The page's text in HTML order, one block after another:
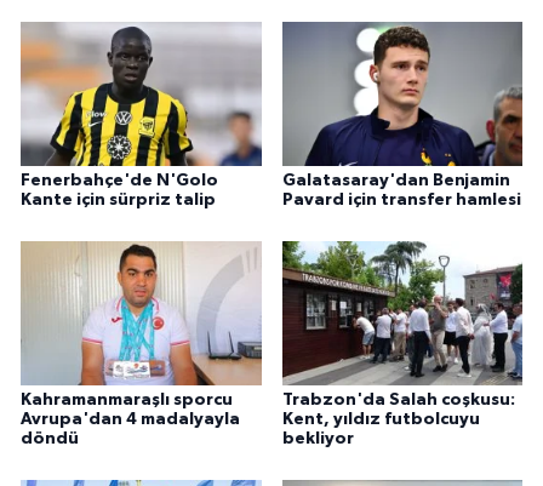
Fenerbahçe'de N'Golo
Kante için sürpriz talip
Galatasaray'dan Benjamin
Pavard için transfer hamlesi
Kahramanmaraşlı sporcu
Avrupa'dan 4 madalyayla
döndü
Trabzon'da Salah coşkusu:
Kent, yıldız futbolcuyu
bekliyor